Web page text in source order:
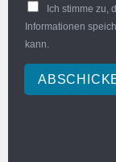
Ich stimme zu,
Informationen
kann.